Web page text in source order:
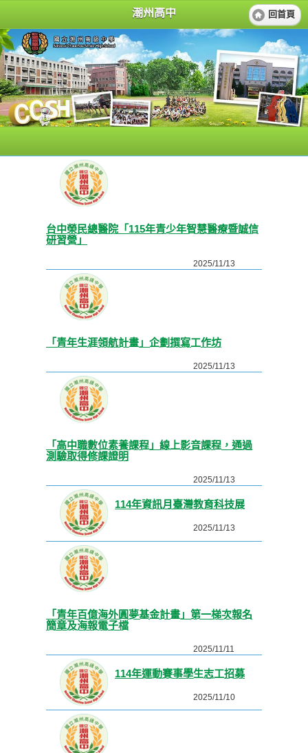
潮州高中 回首頁
台中榮民總醫院「115年青少年智慧醫療暨誠信
研習營」
2025/11/13
「青年生涯領航計畫」企劃撰寫工作坊
2025/11/13
「高中職數位素養課程」線上影音課程，通過
測驗取得修課證明
2025/11/13
114年資訊月臺灣教育科技展
2025/11/13
「青年百億海外圓夢基金計畫」第一梯次報名
簡章及海報電子檔
2025/11/11
114年運動賽事學生志工招募
2025/11/10